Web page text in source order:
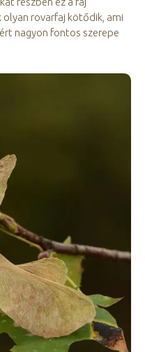
rovarfaj kötődik, ami
nagyon fontos szerepe